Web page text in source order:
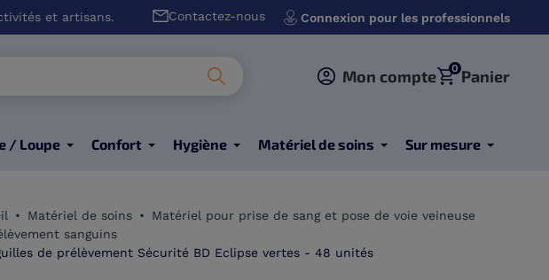
et artisans. Contactez-nous Connexion pour les professionnels
Mon compte 0 Panier
/ Loupe Confort Hygiène Matériel de soins Sur mesure
Matériel de soins
Matériel pour prise de sang et pose de voie veineuse
sanguins
de prélèvement Sécurité BD Eclipse vertes - 48 unités